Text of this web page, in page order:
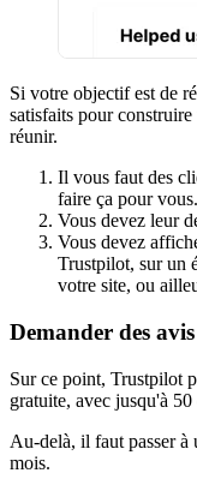
Si votre objectif est de
satisfaits pour
réunir.
Il vous faut des
faire ça pour vous.
Vous devez leur
Vous devez
Trustpilot, sur un
votre site, ou
Demander des
Sur ce point, Trustpilot
gratuite, avec jusqu'à
Au-delà, il faut passer à
mois.